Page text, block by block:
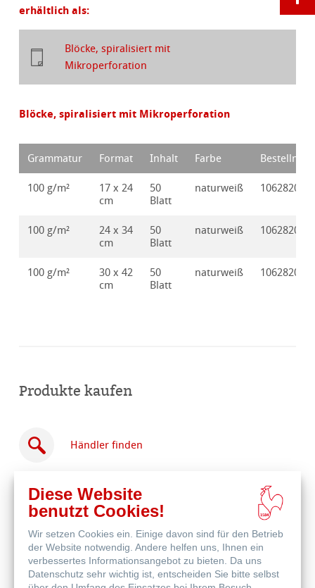
erhältlich als:
Blöcke, spiralisiert mit
Mikroperforation
Blöcke, spiralisiert mit Mikroperforation
Grammatur Format Inhalt Farbe Bestellnr.
100 g/m²
17 x 24
cm
50
Blatt
naturweiß 10628202
100 g/m²
24 x 34
cm
50
Blatt
naturweiß 10628203
100 g/m²
30 x 42
cm
50
Blatt
naturweiß 10628204
Produkte kaufen
Händler finden
Online
kaufen
Weitere Produkte
Diese Website
benutzt Cookies!
Wir setzen Cookies ein. Einige davon sind für den Betrieb
der Website notwendig. Andere helfen uns, Ihnen ein
verbessertes Informationsangebot zu bieten. Da uns
Datenschutz sehr wichtig ist, entscheiden Sie bitte selbst